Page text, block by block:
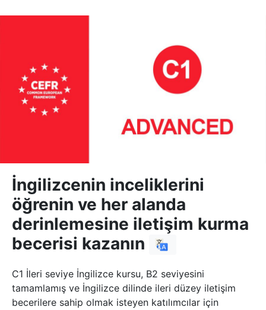
İngilizcenin inceliklerini
öğrenin ve her alanda
derinlemesine iletişim kurma
becerisi kazanın
C1 İleri seviye İngilizce kursu, B2 seviyesini
tamamlamış ve İngilizce dilinde ileri düzey iletişim
becerilere sahip olmak isteyen katılımcılar için